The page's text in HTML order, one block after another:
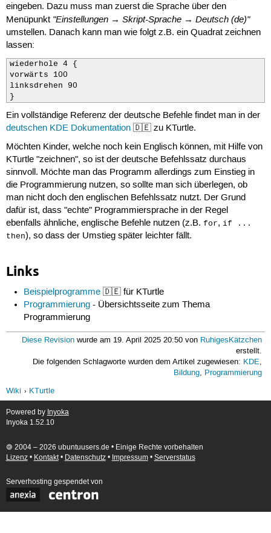
eingeben. Dazu muss man zuerst die Sprache über den
Menüpunkt "Einstellungen → Skript-Sprache → Deutsch (de)"
umstellen. Danach kann man wie folgt z.B. ein Quadrat zeichnen
lassen:
wiederhole 4 {
vorwärts 100
linksdrehen 90
}
Ein vollständige Referenz der deutsche Befehle findet man in der
deutschen KDE Dokumentation🇩🇪 zu KTurtle.
Möchten Kinder, welche noch kein Englisch können, mit Hilfe von
KTurtle "zeichnen", so ist der deutsche Befehlssatz durchaus
sinnvoll. Möchte man das Programm allerdings zum Einstieg in
die Programmierung nutzen, so sollte man sich überlegen, ob
man nicht doch den englischen Befehlssatz nutzt. Der Grund
dafür ist, dass "echte" Programmiersprache in der Regel
ebenfalls ähnliche, englische Befehle nutzen (z.B. for, if ...
then), so dass der Umstieg später leichter fällt.
Links
Beispielprogramme 🇩🇪 für KTurtle
Programmierung - Übersichtsseite zum Thema
Programmierung
Diese Revision wurde am 19. April 2025 20:50 von RuhigesKätzchen
erstellt.
Die folgenden Schlagworte wurden dem Artikel zugewiesen: KDE,
Bildung, Programmierung
Wiki
KTurtle
Powered by Inyoka
Inyoka 1.52.10
🄯 2004 – 2026 ubuntuusers.de • Einige Rechte vorbehalten
Lizenz• Kontakt• Datenschutz• Impressum• Serverstatus
Serverhosting gespendet von